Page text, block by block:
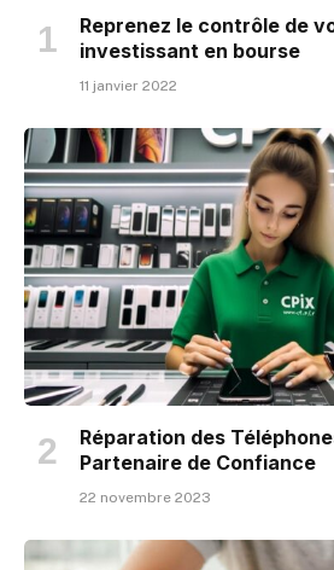
Reprenez le contrôle de
investissant en bourse
11 janvier 2022
Réparation des
Partenaire de Confiance
22 novembre 2023